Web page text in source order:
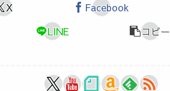
X Facebook
LINE
コピー